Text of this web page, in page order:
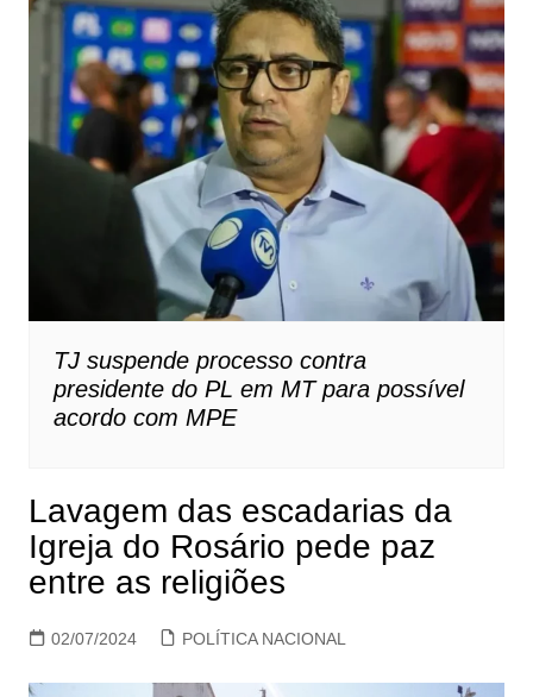
Lavagem das escadarias da
Igreja do Rosário pede paz
entre as religiões
02/07/2024 POLÍTICA NACIONAL
TJ suspende processo contra
presidente do PL em MT para possível
acordo com MPE